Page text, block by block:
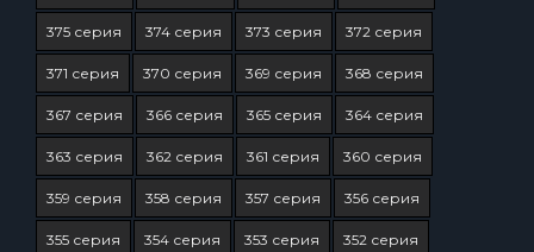
375 серия 374 серия 373 серия 372 серия
371 серия 370 серия 369 серия 368 серия
367 серия 366 серия 365 серия 364 серия
363 серия 362 серия 361 серия 360 серия
359 серия 358 серия 357 серия 356 серия
355 серия 354 серия 353 серия 352 серия